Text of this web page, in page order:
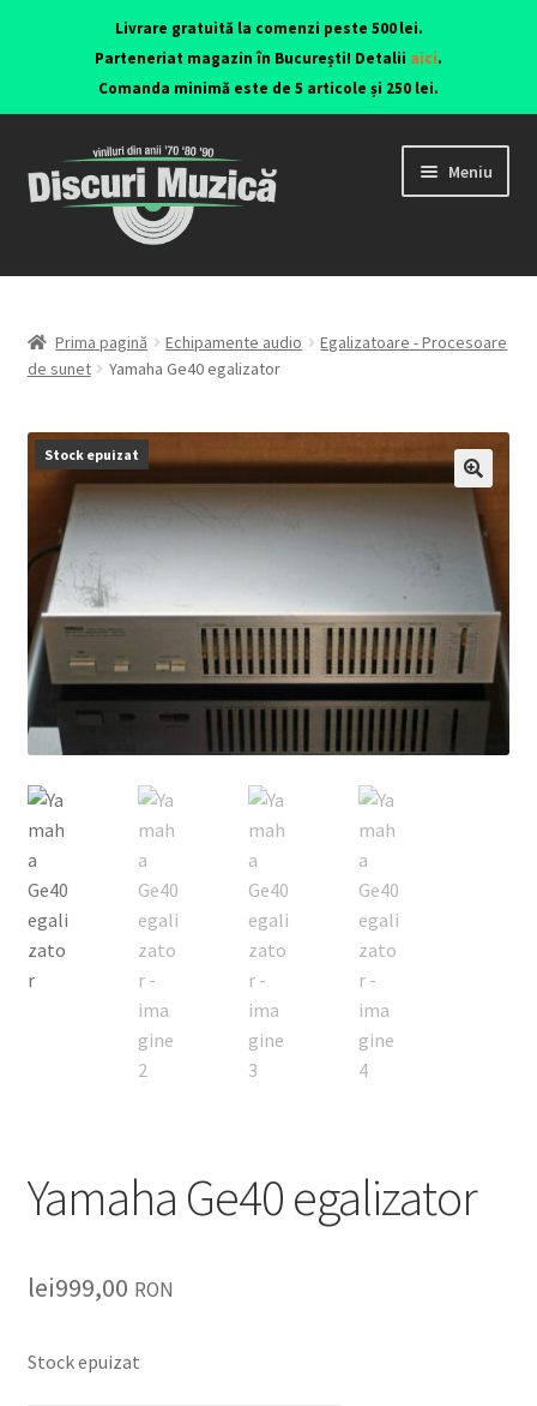
Livrare gratuită la comenzi peste 500 lei.
Parteneriat magazin în București! Detalii aici.
Comanda minimă este de 5 articole și 250 lei.
Meniu
Viniluri ediții originale anii 70-90
CD-uri originale
Echipamente
Listă produse
Oferta lunii
Contul meu
Blog
Prima pagină Echipamente audio
Egalizatoare - Procesoare
de sunet
Yamaha Ge40 egalizator
🔍
Stock epuizat
Yamaha Ge40 egalizator
lei999,00 RON
Stock epuizat